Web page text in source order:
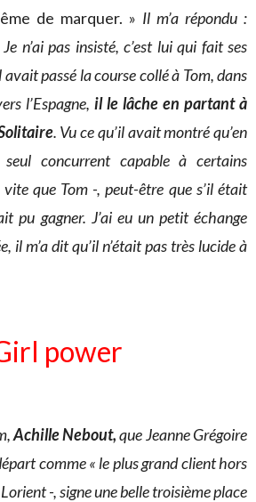
de marquer. » Il m’a répondu :
Je n’ai pas insisté, c’est lui qui fait ses
passé la course collé à Tom, dans
l’Espagne, il le lâche en partant à
. Vu ce qu’il avait montré qu’en
concurrent capable à certains
que Tom -, peut-être que s’il était
pu gagner. J’ai eu un petit échange
il m’a dit qu’il n’était pas très lucide à
power
Achille Nebout,que Jeanne Grégoire
comme « le plus grand client hors
-, signe une belle troisième place